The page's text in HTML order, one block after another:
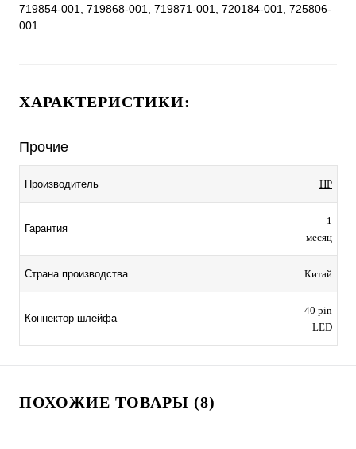
719854-001, 719868-001, 719871-001, 720184-001, 725806-
001
ХАРАКТЕРИСТИКИ:
Прочие
Производитель HP
Гарантия
1
месяц
Страна производства Китай
Коннектор шлейфа
40 pin
LED
ПОХОЖИЕ ТОВАРЫ (8)